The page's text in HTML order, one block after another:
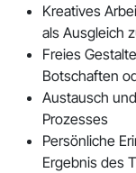
Kreatives
als Ausgleich
Freies
Botschaften
Austausch
Prozesses
Persönliche
Ergebnis des